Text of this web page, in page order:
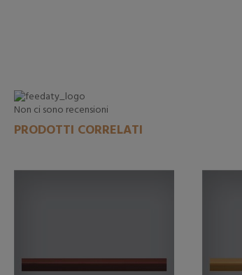
Non ci sono recensioni
PRODOTTI CORRELATI